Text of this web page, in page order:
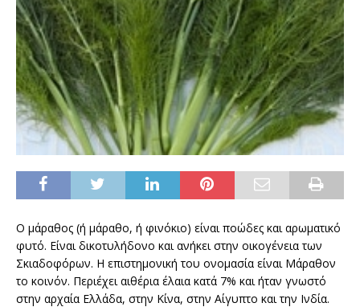
Ο μάραθος (ή μάραθο, ή φινόκιο) είναι ποώδες και αρωματικό
φυτό. Είναι δικοτυλήδονο και ανήκει στην οικογένεια των
Σκιαδοφόρων. Η επιστημονική του ονομασία είναι Μάραθον
το κοινόν. Περιέχει αιθέρια έλαια κατά 7% και ήταν γνωστό
στην αρχαία Ελλάδα, στην Κίνα, στην Αίγυπτο και την Ινδία.